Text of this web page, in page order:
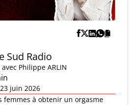
Sud Radio
avec Philippe ARLIN
juin 2026
femmes à obtenir un orgasme